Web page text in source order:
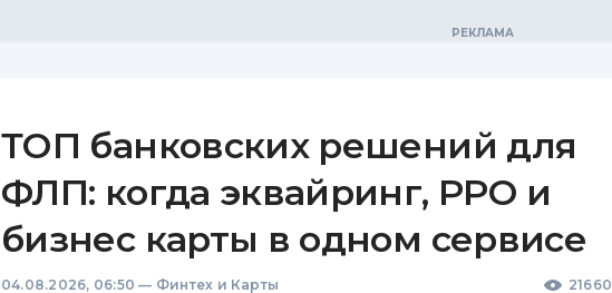
ТОП банковских решений для
ФЛП: когда эквайринг, РРО и
бизнес карты в одном сервисе
04.08.2026, 06:50 — Финтех и Карты 21660